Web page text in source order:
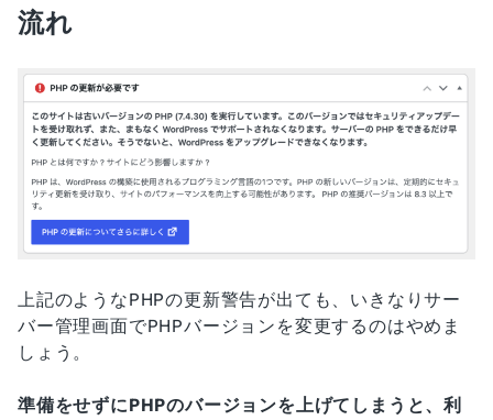
流れ
上記のようなPHPの更新警告が出ても、いきなりサー
バー管理画面でPHPバージョンを変更するのはやめま
しょう。
準備をせずにPHPのバージョンを上げてしまうと、利